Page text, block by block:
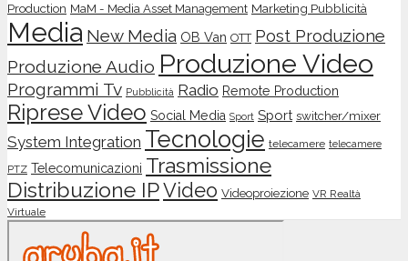
Production MaM - Media Asset Management Marketing Pubblicità
Media New Media OB Van OTT Post Produzione
Produzione Audio Produzione Video
Programmi Tv Pubblicità Radio Remote Production
Riprese Video Social Media Sport Sport switcher/mixer
System Integration Tecnologie telecamere telecamere
PTZ Telecomunicazioni Trasmissione
Distribuzione IPVideo Videoproiezione VR Realtà
Virtuale